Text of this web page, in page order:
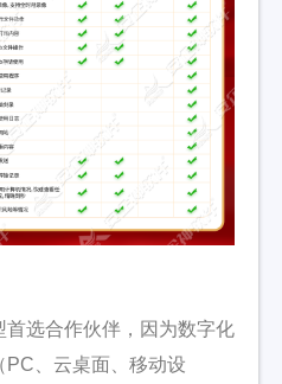
选合作伙伴，因为数字化
、云桌面、移动设